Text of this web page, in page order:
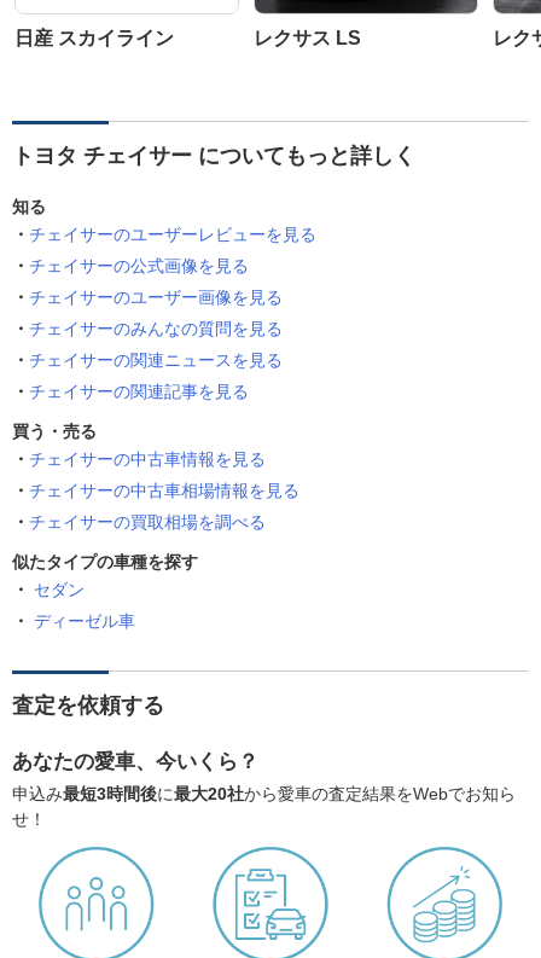
日産 スカイライン レクサス LS レク
トヨタ チェイサー についてもっと詳しく
知る
チェイサーのユーザーレビューを見る
チェイサーの公式画像を見る
チェイサーのユーザー画像を見る
チェイサーのみんなの質問を見る
チェイサーの関連ニュースを見る
チェイサーの関連記事を見る
買う・売る
チェイサーの中古車情報を見る
チェイサーの中古車相場情報を見る
チェイサーの買取相場を調べる
似たタイプの車種を探す
セダン
ディーゼル車
査定を依頼する
あなたの愛車、今いくら？
申込み最短3時間後に最大20社から愛車の査定結果をWebでお知ら
せ！